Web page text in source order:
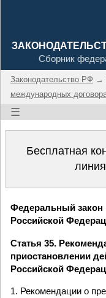
Сборник
Законодательство РФ →
международных
☰
Бесплатная
Федеральный
Российской
Статья 35.
приостановлении
Российской
1. Рекомендации о